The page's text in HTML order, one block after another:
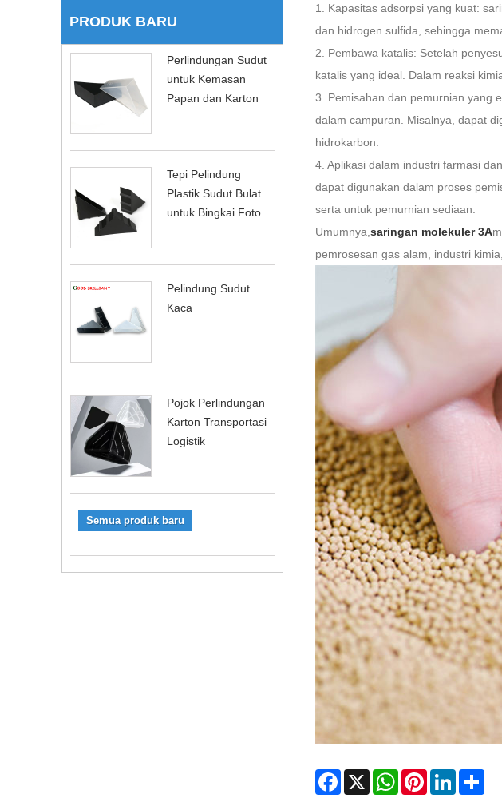
PRODUK BARU
Perlindungan Sudut
untuk Kemasan
Papan dan Karton
Tepi Pelindung
Plastik Sudut Bulat
untuk Bingkai Foto
Pelindung Sudut
Kaca
Pojok Perlindungan
Karton Transportasi
Logistik
Semua produk baru
1. Kapasitas adsorpsi yang kuat:
dan hidrogen sulfida, sehingga
2. Pembawa katalis: Setelah
katalis yang ideal. Dalam reaksi
3. Pemisahan dan pemurnian yang
dalam campuran. Misalnya, dapat
hidrokarbon.
4. Aplikasi dalam industri farmasi
dapat digunakan dalam proses
serta untuk pemurnian sediaan.
Umumnya, saringan molekuler 3A
pemrosesan gas alam, industri
Facebook
X WhatsAppPinterestLinkedIn